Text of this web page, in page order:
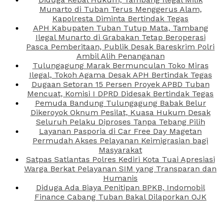
Munarto di Tuban Terus Menggerus Alam,
Kapolresta Diminta Bertindak Tegas
APH Kabupaten Tuban Tutup Mata, Tambang
Ilegal Munarto di Grabakan Tetap Beroperasi
Pasca Pemberitaan, Publik Desak Bareskrim Polri
Ambil Alih Penanganan
Tulungagung Marak Bermunculan Toko Miras
Ilegal, Tokoh Agama Desak APH Bertindak Tegas
Dugaan Setoran 15 Persen Proyek APBD Tuban
Mencuat, Komisi I DPRD Didesak Bertindak Tegas
Pemuda Bandung Tulungagung Babak Belur
Dikeroyok Oknum Pesilat, Kuasa Hukum Desak
Seluruh Pelaku Diproses Tanpa Tebang Pilih
Layanan Pasporia di Car Free Day Magetan
Permudah Akses Pelayanan Keimigrasian bagi
Masyarakat
Satpas Satlantas Polres Kediri Kota Tuai Apresiasi
Warga Berkat Pelayanan SIM yang Transparan dan
Humanis
Diduga Ada Biaya Penitipan BPKB, Indomobil
Finance Cabang Tuban Bakal Dilaporkan OJK